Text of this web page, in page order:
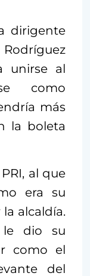
dirigente
Rodríguez
unirse al
como
más
la boleta
al que
era su
alcaldía.
le dio su
como el
del